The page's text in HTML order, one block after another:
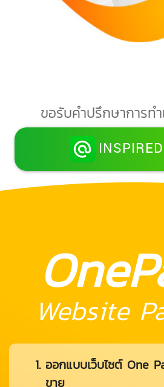
ขอรับคำปรึกษาการท
Website
ออกแบบเว็บไซต์ One
ขาย